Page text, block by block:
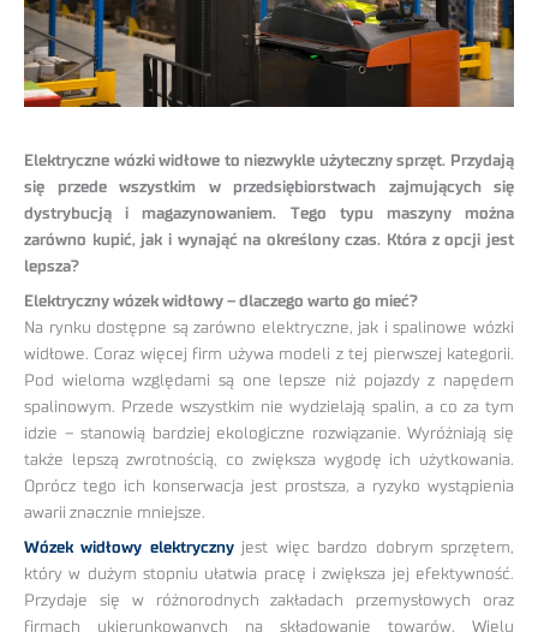
Elektryczne wózki widłowe to niezwykle użyteczny sprzęt. Przydają
się przede wszystkim w przedsiębiorstwach zajmujących się
dystrybucją i magazynowaniem. Tego typu maszyny można
zarówno kupić, jak i wynająć na określony czas. Która z opcji jest
lepsza?
Elektryczny wózek widłowy – dlaczego warto go mieć?
Na rynku dostępne są zarówno elektryczne, jak i spalinowe wózki
widłowe. Coraz więcej firm używa modeli z tej pierwszej kategorii.
Pod wieloma względami są one lepsze niż pojazdy z napędem
spalinowym. Przede wszystkim nie wydzielają spalin, a co za tym
idzie – stanowią bardziej ekologiczne rozwiązanie. Wyróżniają się
także lepszą zwrotnością, co zwiększa wygodę ich użytkowania.
Oprócz tego ich konserwacja jest prostsza, a ryzyko wystąpienia
awarii znacznie mniejsze.
Wózek widłowy elektrycznyjest więc bardzo dobrym sprzętem,
który w dużym stopniu ułatwia pracę i zwiększa jej efektywność.
Przydaje się w różnorodnych zakładach przemysłowych oraz
firmach ukierunkowanych na składowanie towarów. Wielu